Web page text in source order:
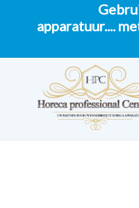
apparatuur....